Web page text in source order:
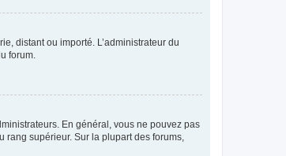
distant ou importé. L’administrateur du
forum.
En général, vous ne pouvez pas
rang supérieur. Sur la plupart des forums,